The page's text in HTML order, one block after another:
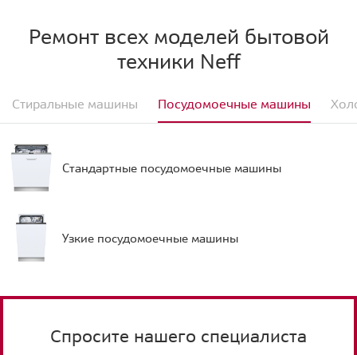
Ремонт всех моделей бытовой
техники Neff
Стиральные машины Посудомоечные машины
Стандартные посудомоечные машины
Узкие посудомоечные машины
Спросите нашего специалиста